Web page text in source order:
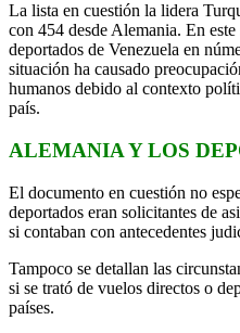
La lista en cuestión la lidera
con 454 desde Alemania. En
deportados de Venezuela en
situación ha causado
humanos debido al contexto
país.
ALEMANIA Y LOS
El documento en cuestión no
deportados eran solicitantes de
si contaban con antecedentes
Tampoco se detallan las
si se trató de vuelos directos o
países.